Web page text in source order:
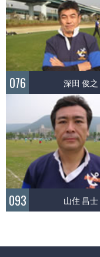
076 深田 俊之
093 山住 昌士